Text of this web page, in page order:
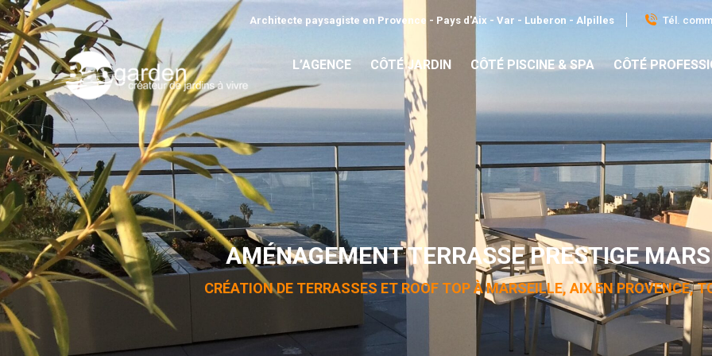
Architecte paysagiste en Provence - Pays d'Aix - Var - Luberon - Alpilles Tél.
L’AGENCE CÔTÉ JARDIN CÔTÉ PISCINE & SPA CÔTÉ
AMÉNAGEMENT TERRASSE PRESTIGE
CRÉATION DE TERRASSES ET ROOF TOP À MARSEILLE, AIX EN PROVENCE,